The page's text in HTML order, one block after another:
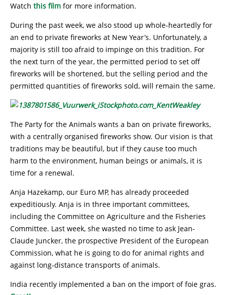
Watch this film for more information.
During the past week, we also stood up whole-heartedly for
an end to private fireworks at New Year’s. Unfortunately, a
majority is still too afraid to impinge on this tradition. For
the next turn of the year, the permitted period to set off
fireworks will be shortened, but the selling period and the
permitted quantities of fireworks sold, will remain the same.
The Party for the Animals wants a ban on private fireworks,
with a centrally organised fireworks show. Our vision is that
traditions may be beautiful, but if they cause too much
harm to the environment, human beings or animals, it is
time for a renewal.
Anja Hazekamp, our Euro MP, has already proceeded
expeditiously. Anja is in three important committees,
including the Committee on Agriculture and the Fisheries
Committee. Last week, she wasted no time to ask Jean-
Claude Juncker, the prospective President of the European
Commission, what he is going to do for animal rights and
against long-distance transports of animals.
India recently implemented a ban on the import of foie gras.